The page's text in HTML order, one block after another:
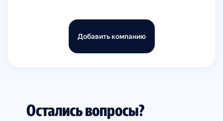
Добавить компанию
Остались вопросы?